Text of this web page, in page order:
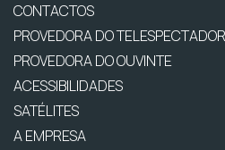
CONTACTOS
PROVEDORA DO TELESPECTADOR
PROVEDORA DO OUVINTE
ACESSIBILIDADES
SATÉLITES
A EMPRESA